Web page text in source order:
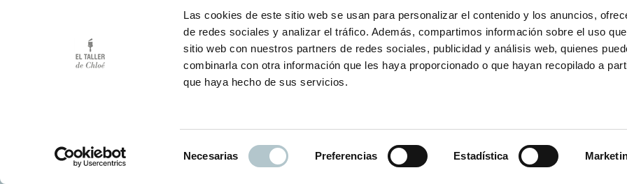
Las cookies de este sitio web se usan para personalizar el contenido y los anuncios,
de redes sociales y analizar el tráfico. Además, compartimos información sobre el uso
sitio web con nuestros partners de redes sociales, publicidad y análisis web, quienes
combinarla con otra información que les haya proporcionado o que hayan recopilado a
que haya hecho de sus servicios.
Necesarias Preferencias Estadística
Condiciones de uso
Política de Cookies